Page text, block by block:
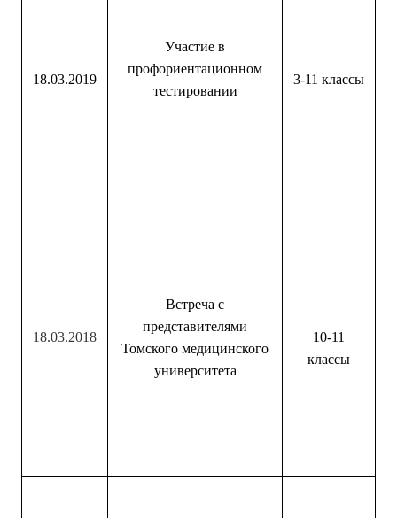
18.03.2019
Участие в
профориентационном
тестировании
3-11 классы
18.03.2018
Встреча с
представителями
Томского медицинского
университета
10-11
классы